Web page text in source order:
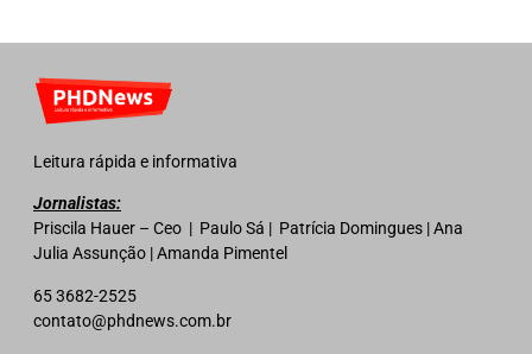
Leitura rápida e informativa
Jornalistas:
Priscila Hauer – Ceo | Paulo Sá | Patrícia Domingues | Ana
Julia Assunção | Amanda Pimentel
65 3682-2525
contato@phdnews.com.br